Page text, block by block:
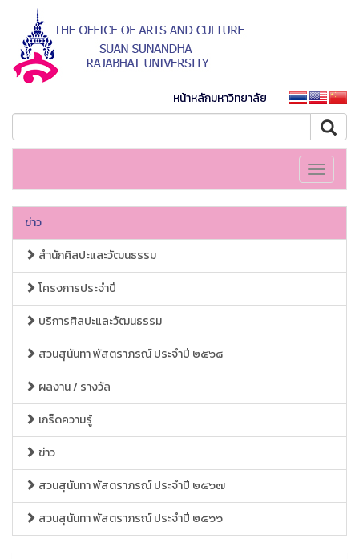
หน้าหลักมหาวิทยาลัย
Toggle
ข่าว
สำนักศิลปะและวัฒนธรรม
โครงการประจำปี
บริการศิลปะและวัฒนธรรม
สวนสุนันทา พัสตราภรณ์ ประจำปี ๒๕๖๘
ผลงาน / รางวัล
เกร็ดความรู้
ข่าว
สวนสุนันทา พัสตราภรณ์ ประจำปี ๒๕๖๗
สวนสุนันทา พัสตราภรณ์ ประจำปี ๒๕๖๖